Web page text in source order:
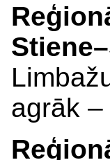
agrāk